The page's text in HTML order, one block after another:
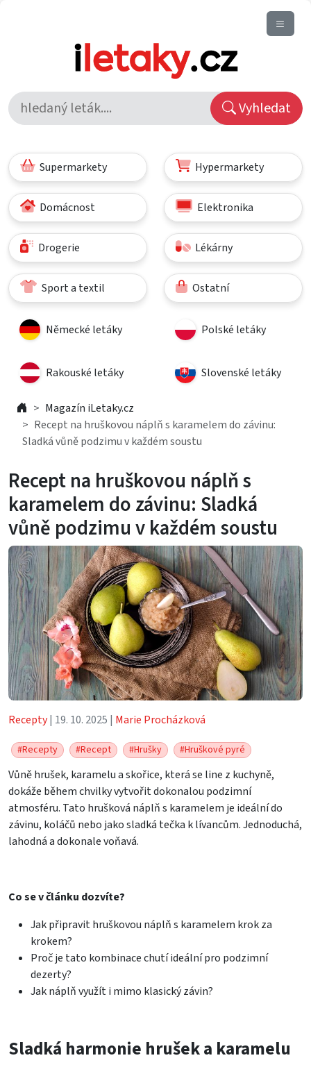
Vyhledat
Supermarkety Hypermarkety
Domácnost Elektronika
Drogerie Lékárny
Sport a textil Ostatní
Německé letáky Polské letáky
Rakouské letáky Slovenské letáky
Magazín iLetaky.cz
Recept na hruškovou náplň s karamelem do závinu:
Sladká vůně podzimu v každém soustu
Recept na hruškovou náplň s
karamelem do závinu: Sladká
vůně podzimu v každém soustu
Recepty| 19. 10. 2025 | Marie Procházková
#Recepty #Recept #Hrušky #Hruškové pyré
Vůně hrušek, karamelu a skořice, která se line z kuchyně,
dokáže během chvilky vytvořit dokonalou podzimní
atmosféru. Tato hrušková náplň s karamelem je ideální do
závinu, koláčů nebo jako sladká tečka k lívancům. Jednoduchá,
lahodná a dokonale voňavá.
Co se v článku dozvíte?
Jak připravit hruškovou náplň s karamelem krok za
krokem?
Proč je tato kombinace chutí ideální pro podzimní
dezerty?
Jak náplň využít i mimo klasický závin?
Sladká harmonie hrušek a karamelu